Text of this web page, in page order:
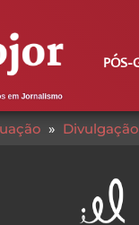
PÓS-
»